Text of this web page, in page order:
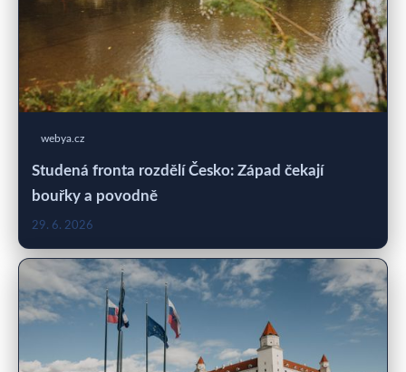
webya.cz
Studená fronta rozdělí Česko: Západ čekají
bouřky a povodně
29. 6. 2026